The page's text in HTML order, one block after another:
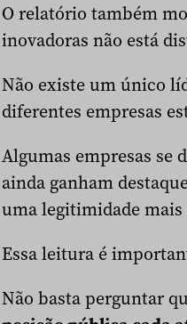
O relatório também
inovadoras não está
Não existe um único
diferentes empresas
Algumas empresas se
ainda ganham
uma legitimidade mais
Essa leitura é
Não basta perguntar